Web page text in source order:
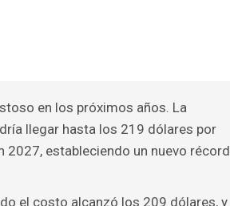
en los próximos años. La
llegar hasta los 219 dólares por
2027, estableciendo un nuevo récord
el costo alcanzó los 209 dólares, y